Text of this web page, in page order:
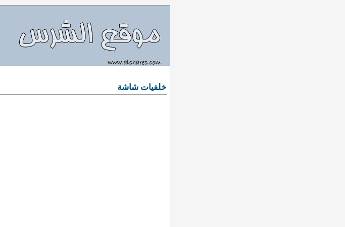
خلفيات شاشة